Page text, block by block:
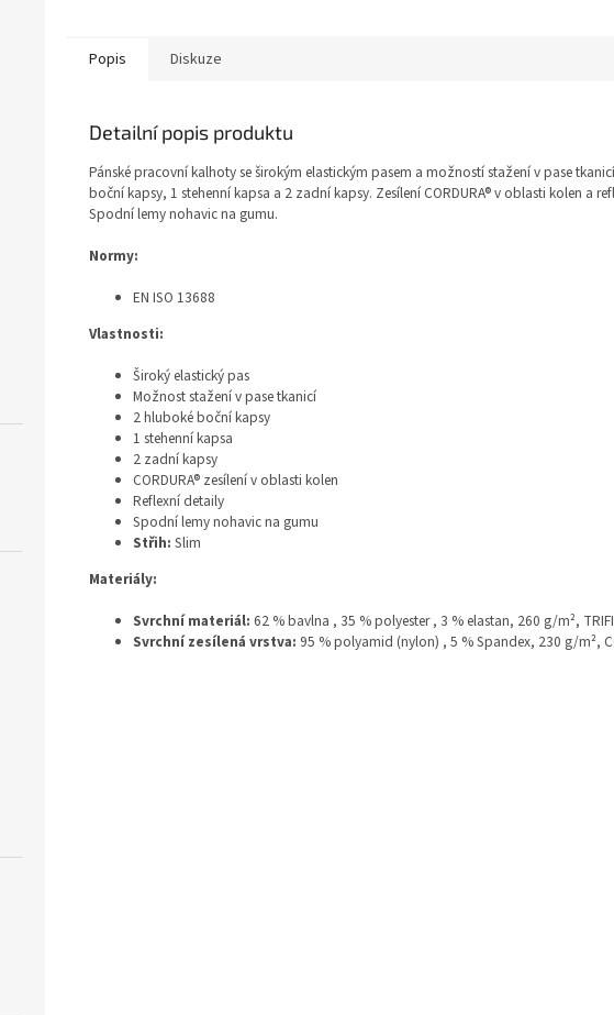
Popis Diskuze
Detailní popis produktu
Pánské pracovní kalhoty se širokým elastickým pasem a možností stažení v pase
boční kapsy, 1 stehenní kapsa a 2 zadní kapsy. Zesílení CORDURA® v oblasti kolen a
Spodní lemy nohavic na gumu.
Normy:
EN ISO 13688
Vlastnosti:
Široký elastický pas
Možnost stažení v pase tkanicí
2 hluboké boční kapsy
1 stehenní kapsa
2 zadní kapsy
CORDURA® zesílení v oblasti kolen
Reflexní detaily
Spodní lemy nohavic na gumu
Střih: Slim
Materiály:
Svrchní materiál: 62 % bavlna , 35 % polyester , 3 % elastan, 260 g/m²,
Svrchní zesílená vrstva: 95 % polyamid (nylon) , 5 % Spandex, 230 g/m²,